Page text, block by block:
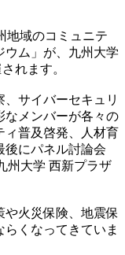
域のコミュニテ
ウム」が、九州大学
れます。
サイバーセキュリ
なメンバーが各々の
ィ普及啓発、人材育
後にパネル討論会
州大学 西新プラザ
や火災保険、地震保
くなってきていま